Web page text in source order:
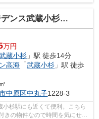
ス武蔵小杉＃002
万円
蔵小杉 」駅 徒歩14分
高海 「武蔵小杉 」駅 徒歩
中原区中丸子1228-3
杉駅にも近くて便利。こちら
の物件なので時間を気にせず